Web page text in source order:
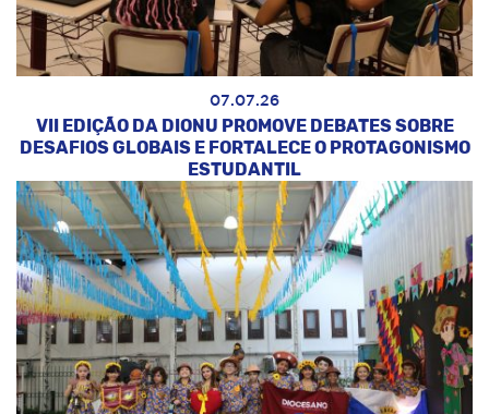
07.07.26
VII EDIÇÃO DA DIONU PROMOVE DEBATES SOBRE
DESAFIOS GLOBAIS E FORTALECE O PROTAGONISMO
ESTUDANTIL